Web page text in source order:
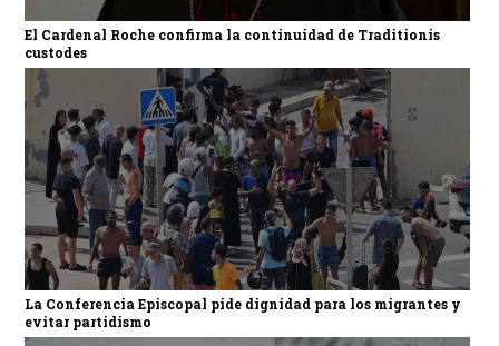
El Cardenal Roche confirma la continuidad de Traditionis
custodes
La Conferencia Episcopal pide dignidad para los migrantes y
evitar partidismo